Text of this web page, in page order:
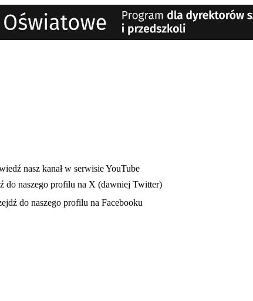
- otwiera się w nowej karcie
nasz kanał w serwisie YouTube
nowej karcie
do naszego profilu na X (dawniej Twitter)
- otwiera się w nowej karcie
do naszego profilu na Facebooku